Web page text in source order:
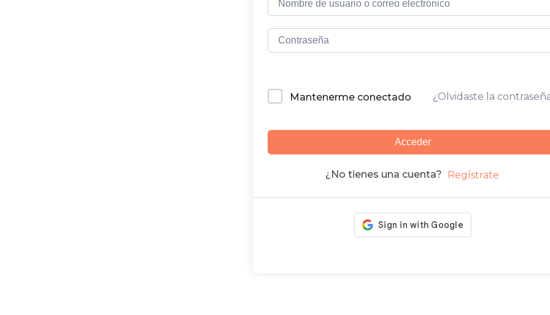
Mantenerme conectado ¿Olvidaste la
Acceder
¿No tienes una cuenta? Regístrate